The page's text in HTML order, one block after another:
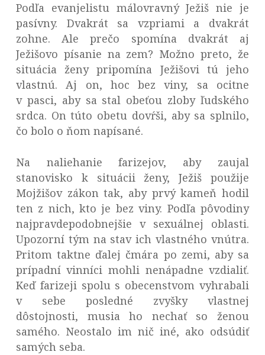
Podľa evanjelistu málovravný Ježiš nie je
pasívny. Dvakrát sa vzpriami a dvakrát
zohne. Ale prečo spomína dvakrát aj
Ježišovo písanie na zem? Možno preto, že
situácia ženy pripomína Ježišovi tú jeho
vlastnú. Aj on, hoc bez viny, sa ocitne
v pasci, aby sa stal obeťou zloby ľudského
srdca. On túto obetu dovŕši, aby sa splnilo,
čo bolo o ňom napísané.
Na naliehanie farizejov, aby zaujal
stanovisko k situácii ženy, Ježiš použije
Mojžišov zákon tak, aby prvý kameň hodil
ten z nich, kto je bez viny. Podľa pôvodiny
najpravdepodobnejšie v sexuálnej oblasti.
Upozorní tým na stav ich vlastného vnútra.
Pritom taktne ďalej čmára po zemi, aby sa
prípadní vinníci mohli nenápadne vzdialiť.
Keď farizeji spolu s obecenstvom vyhrabali
v sebe posledné zvyšky vlastnej
dôstojnosti, musia ho nechať so ženou
samého. Neostalo im nič iné, ako odsúdiť
samých seba.